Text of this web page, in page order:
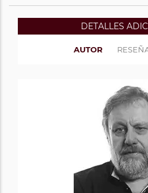
DETALLES
AUTOR